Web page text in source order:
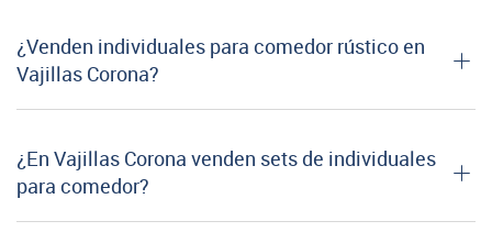
¿Venden individuales para comedor rústico en
Vajillas Corona?
¿En Vajillas Corona venden sets de individuales
para comedor?